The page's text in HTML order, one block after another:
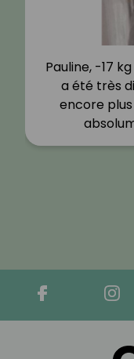
Pauline, -17
a été très
encore